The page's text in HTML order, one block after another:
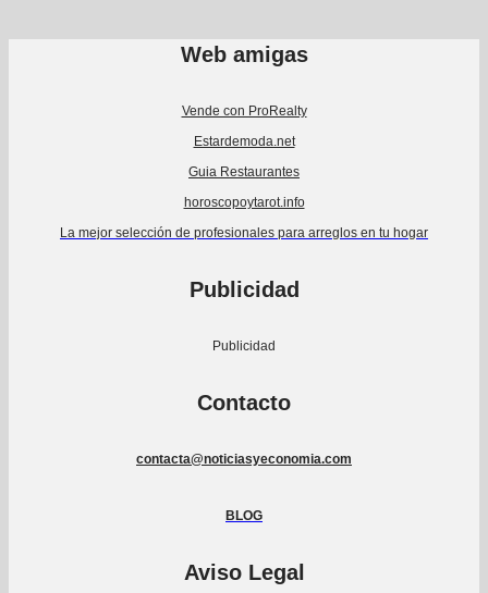
Web amigas
Vende con ProRealty
Estardemoda.net
Guia Restaurantes
horoscopoytarot.info
La mejor selección de profesionales para arreglos en tu hogar
Publicidad
Publicidad
Contacto
contacta@noticiasyeconomia.com
BLOG
Aviso Legal